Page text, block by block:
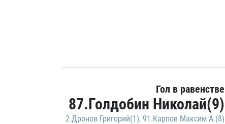
Гол в равенстве
87.Голдобин Николай(9)
2.Дронов Григорий(1), 91.Карпов Максим А.(8)